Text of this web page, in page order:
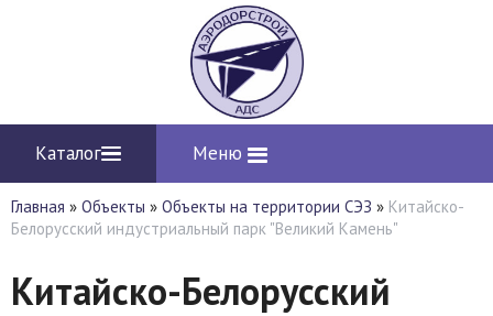
Каталог Меню
Главная » Объекты » Объекты на территории СЭЗ » Китайско-
Белорусский индустриальный парк "Великий Камень"
Китайско-Белорусский